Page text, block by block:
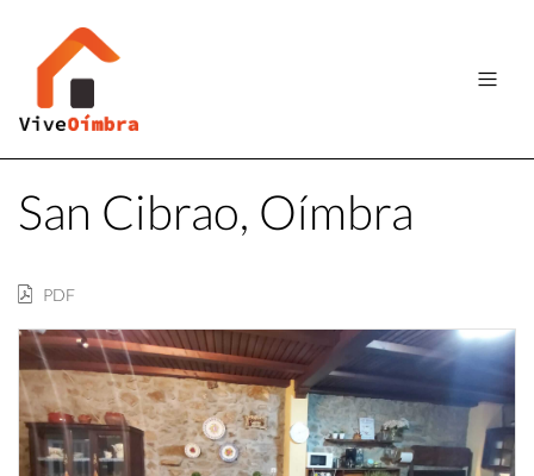
San Cibrao, Oímbra
PDF